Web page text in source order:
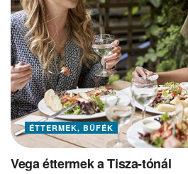
ÉTTERMEK, BÜFÉK
Vega éttermek a Tisza-tónál